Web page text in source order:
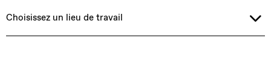
Choisissez un lieu de travail